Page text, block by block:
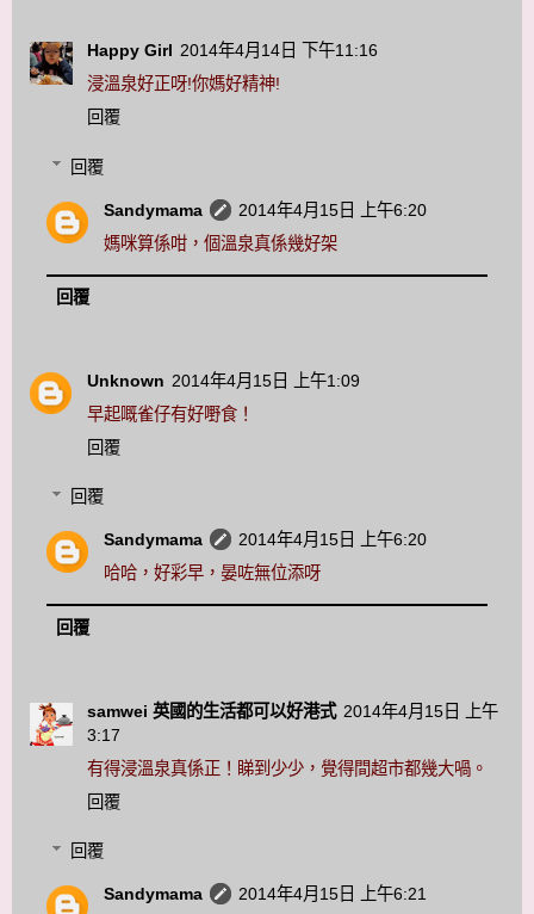
Happy Girl 2014年4月14日 下午11:16
浸溫泉好正呀!你媽好精神!
回覆
回覆
Sandymama
2014年4月15日 上午6:20
媽咪算係咁，個溫泉真係幾好架
回覆
Unknown 2014年4月15日 上午1:09
早起嘅雀仔有好嘢食！
回覆
回覆
Sandymama
2014年4月15日 上午6:20
哈哈，好彩早，晏咗無位添呀
回覆
samwei 英國的生活都可以好港式 2014年4月15日 上午
3:17
有得浸溫泉真係正！睇到少少，覺得間超市都幾大喎。
回覆
回覆
Sandymama 2014年4月15日 上午6:21